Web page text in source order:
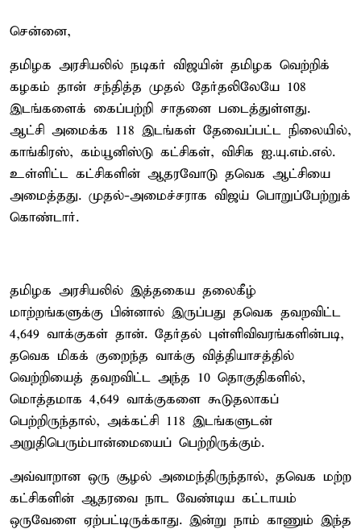
சென்னை,
தமிழக அரசியலில் நடிகர் விஜயின் தமிழக வெற்றிக்
கழகம் தான் சந்தித்த முதல் தேர்தலிலேயே 108
இடங்களைக் கைப்பற்றி சாதனை படைத்துள்ளது.
ஆட்சி அமைக்க 118 இடங்கள் தேவைப்பட்ட நிலையில்,
காங்கிரஸ், கம்யூனிஸ்டு கட்சிகள், விசிக ஐ.யு.எம்.எல்.
உள்ளிட்ட கட்சிகளின் ஆதரவோடு தவெக ஆட்சியை
அமைத்தது. முதல்-அமைச்சராக விஜய் பொறுப்பேற்றுக்
கொண்டார்.
தமிழக அரசியலில் இத்தகைய தலைகீழ்
மாற்றங்களுக்கு பின்னால் இருப்பது தவெக தவறவிட்ட
4,649 வாக்குகள் தான். தேர்தல் புள்ளிவிவரங்களின்படி,
தவெக மிகக் குறைந்த வாக்கு வித்தியாசத்தில்
வெற்றியைத் தவறவிட்ட அந்த 10 தொகுதிகளில்,
மொத்தமாக 4,649 வாக்குகளை கூடுதலாகப்
பெற்றிருந்தால், அக்கட்சி 118 இடங்களுடன்
அறுதிபெரும்பான்மையைப் பெற்றிருக்கும்.
அவ்வாறான ஒரு சூழல் அமைந்திருந்தால், தவெக மற்ற
கட்சிகளின் ஆதரவை நாட வேண்டிய கட்டாயம்
ஒருவேளை ஏற்பட்டிருக்காது. இன்று நாம் காணும் இந்த